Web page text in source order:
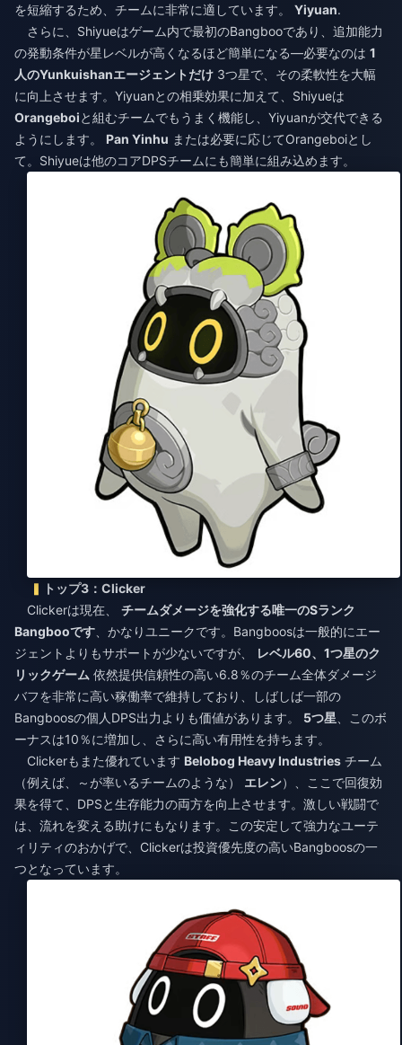
を短縮するため、チームに非常に適しています。 Yiyuan.
さらに、Shiyueはゲーム内で最初のBangbooであり、追加能力
の発動条件が星レベルが高くなるほど簡単になる—必要なのは 1
人のYunkuishanエージェントだけ 3つ星で、その柔軟性を大幅
に向上させます。Yiyuanとの相乗効果に加えて、Shiyueは
Orangeboiと組むチームでもうまく機能し、Yiyuanが交代できる
ようにします。 Pan Yinhu または必要に応じてOrangeboiとし
て。Shiyueは他のコアDPSチームにも簡単に組み込めます。
トップ3：Clicker
Clickerは現在、 チームダメージを強化する唯一のSランク
Bangbooです 、かなりユニークです。Bangboosは一般的にエー
ジェントよりもサポートが少ないですが、
レベル60、1つ星のク
リックゲーム 依然提供信頼性の高い6.8％のチーム全体ダメージ
バフを非常に高い稼働率で維持しており、しばしば一部の
Bangboosの個人DPS出力よりも価値があります。 5つ星 、このボ
ーナスは10％に増加し、さらに高い有用性を持ちます。
Clickerもまた優れています Belobog Heavy Industries チーム
（例えば、～が率いるチームのような） エレン）、ここで回復効
果を得て、DPSと生存能力の両方を向上させます。激しい戦闘で
は、流れを変える助けにもなります。この安定して強力なユーテ
ィリティのおかげで、Clickerは投資優先度の高いBangboosの一
つとなっています。